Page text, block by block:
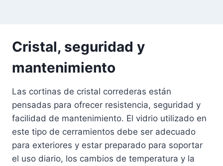
Cristal, seguridad y
mantenimiento
Las cortinas de cristal correderas están
pensadas para ofrecer resistencia, seguridad y
facilidad de mantenimiento. El vidrio utilizado en
este tipo de cerramientos debe ser adecuado
para exteriores y estar preparado para soportar
el uso diario, los cambios de temperatura y la